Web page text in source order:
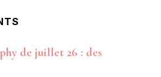
de juillet 26 : des